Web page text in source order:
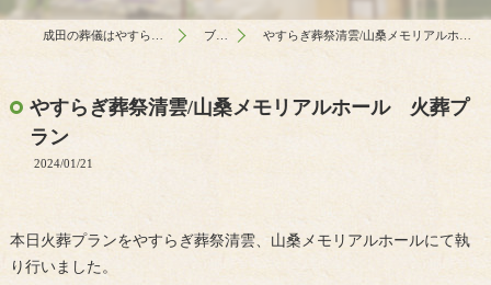
ブログ やすらぎ葬祭清雲/山桑メモリアルホール 火葬プラン
やすらぎ葬祭清雲/山桑メモリアルホール 火葬プ
ラン
2024/01/21
本日火葬プランをやすらぎ葬祭清雲、山桑メモリアルホールにて執
り行いました。